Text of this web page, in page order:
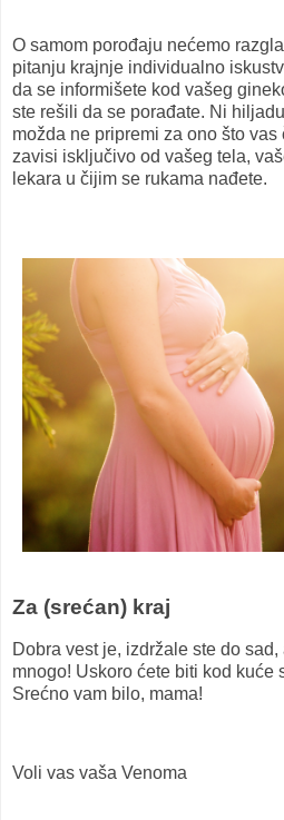
O samom porođaju nećemo
pitanju krajnje individualno
da se informišete kod vašeg
ste rešili da se porađate. Ni
možda ne pripremi za ono što vas
zavisi isključivo od vašeg tela,
lekara u čijim se rukama nađete.
Za (srećan) kraj
Dobra vest je, izdržale ste do
mnogo! Uskoro ćete biti kod kuće
Srećno vam bilo, mama!
Voli vas vaša Venoma